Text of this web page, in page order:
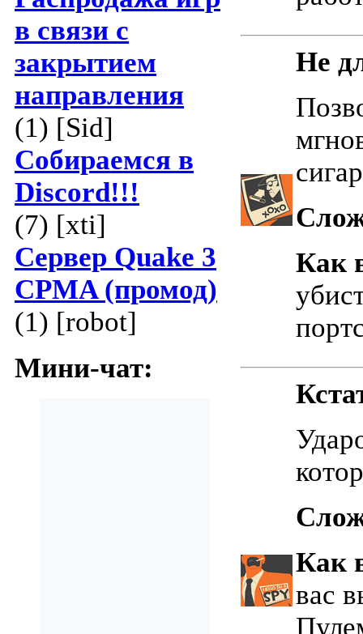
в связи с
закрытием
направления
(1) [Sid]
Собираемся в
Discord!!!
(7) [xti]
Сервер Quake 3
CPMA (промод)
(1) [robot]
Мини-чат:
Не
Как
Как
вас